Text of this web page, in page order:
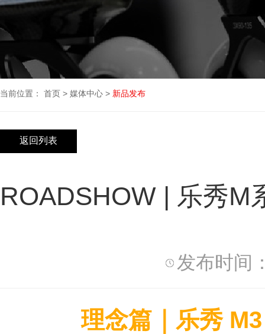
当前位置： 首页 > 媒体中心 > 新品发布
返回列表
ROADSHOW | 乐秀M
发布时间
理念篇｜ 乐秀